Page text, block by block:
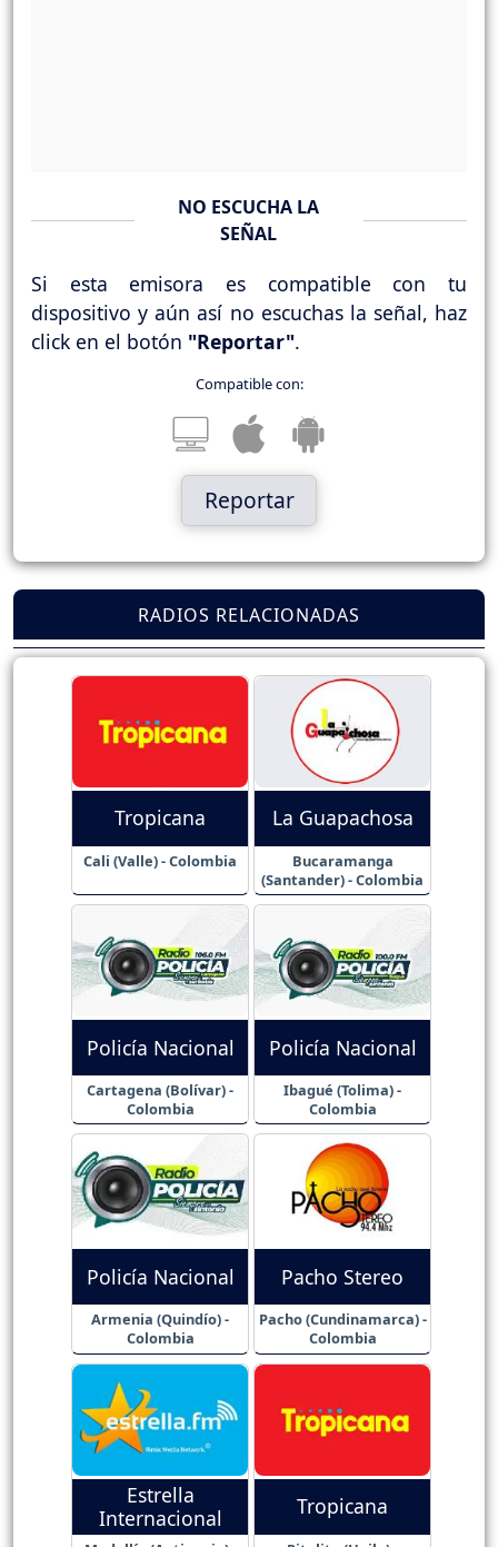
NO ESCUCHA LA
SEÑAL
Si esta emisora es compatible con tu
dispositivo y aún así no escuchas la señal, haz
click en el botón "Reportar".
Compatible con:
Reportar
RADIOS RELACIONADAS
Tropicana
Cali (Valle) - Colombia
La Guapachosa
Bucaramanga
(Santander) - Colombia
Policía Nacional
Cartagena (Bolívar) -
Colombia
Policía Nacional
Ibagué (Tolima) -
Colombia
Policía Nacional
Armenia (Quindío) -
Colombia
Pacho Stereo
Pacho (Cundinamarca) -
Colombia
Estrella
Internacional
Tropicana